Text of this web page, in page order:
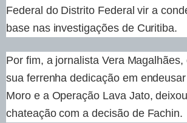
Federal do Distrito Federal vir a
base nas investigações de Curitiba.
Por fim, a jornalista Vera
sua ferrenha dedicação em
Moro e a Operação Lava Jato,
chateação com a decisão de Fachin.